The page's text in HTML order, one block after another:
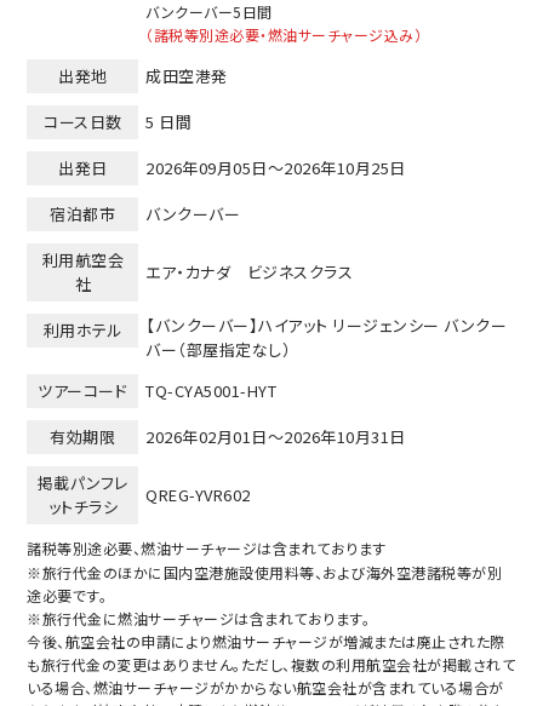
バンクーバー5日間
（諸税等別途必要・燃油サーチャージ込み）
出発地
成田空港発
コース日数
5 日間
出発日
2026年09月05日～2026年10月25日
宿泊都市
バンクーバー
利用航空会
社
エア・カナダ ビジネスクラス
利用ホテル
【バンクーバー】ハイアット リージェンシー バンクー
バー（部屋指定なし）
ツアーコード
TQ-CYA5001-HYT
有効期限
2026年02月01日～2026年10月31日
掲載パンフレ
ットチラシ
QREG-YVR602
諸税等別途必要、燃油サーチャージは含まれております
※旅行代金のほかに国内空港施設使用料等、および海外空港諸税等が別
途必要です。
※旅行代金に燃油サーチャージは含まれております。
今後、航空会社の申請により燃油サーチャージが増減または廃止された際
も旅行代金の変更はありません。ただし、複数の利用航空会社が掲載されて
いる場合、燃油サーチャージがかからない航空会社が含まれている場合が